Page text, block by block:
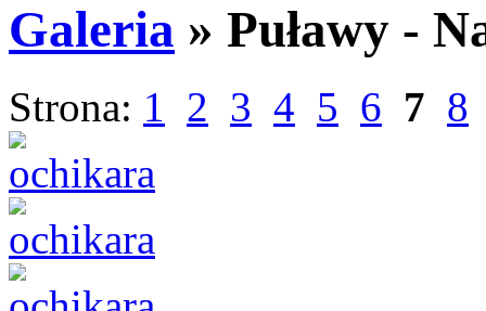
Galeria » Puławy -
Strona: 1 2 3 4 5 6 7 8